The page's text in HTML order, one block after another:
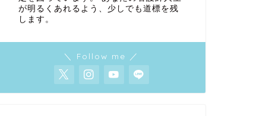
が明るくあれるよう、少しでも道標を残
します。
＼ Follow me ／